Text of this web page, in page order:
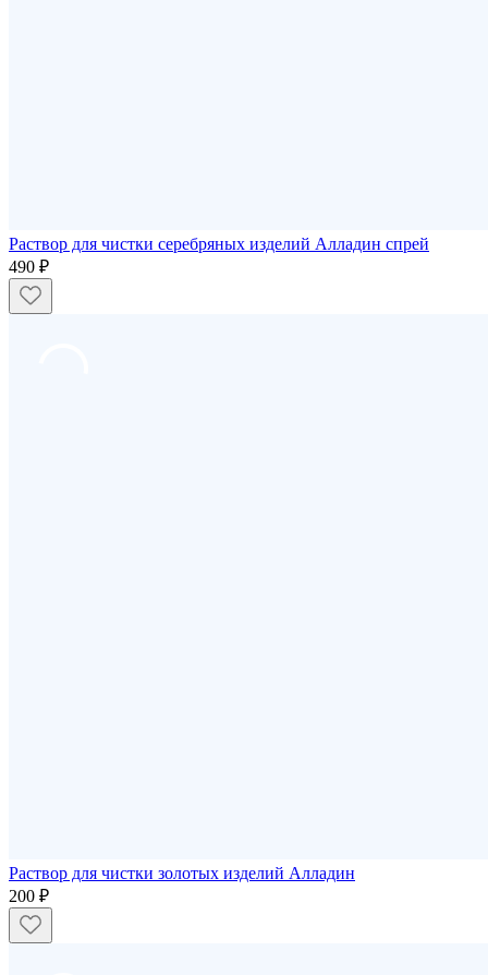
Раствор для чистки серебряных изделий Алладин спрей
490 ₽
Раствор для чистки золотых изделий Алладин
200 ₽